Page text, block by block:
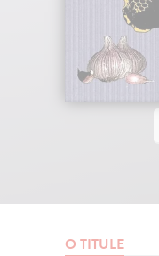
O TITULE